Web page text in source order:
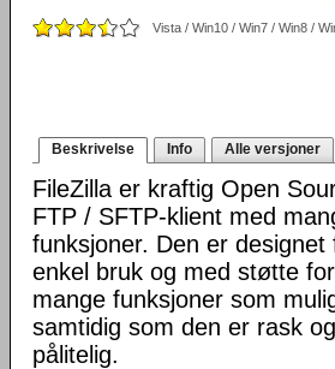
Vista / Win10 / Win7 / Win8 /
Beskrivelse Info Alle versjoner
FileZilla er kraftig Open
FTP / SFTP-klient med
funksjoner. Den er designet
enkel bruk og med støtte
mange funksjoner som
samtidig som den er rask og
pålitelig.